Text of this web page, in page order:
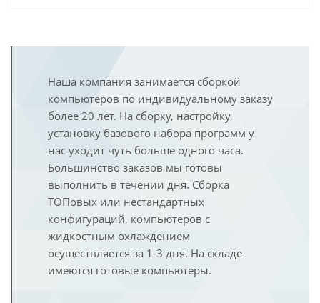
Наша компания занимается сборкой
компьютеров по индивидуальному заказу
более 20 лет. На сборку, настройку,
установку базового набора программ у
нас уходит чуть больше одного часа.
Большинство заказов мы готовы
выполнить в течении дня. Сборка
ТОПовых или нестандартных
конфигураций, компьютеров с
жидкостным охлаждением
осуществляется за 1-3 дня. На складе
имеются готовые компьютеры.